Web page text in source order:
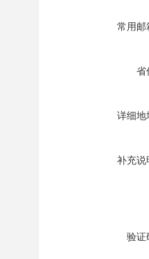
常用邮
省
详细地
补充说
验证